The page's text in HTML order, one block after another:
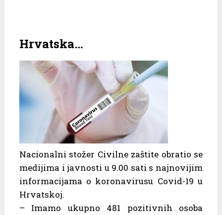
Hrvatska…
Nacionalni stožer Civilne zaštite obratio se
medijima i javnosti u 9.00 sati s najnovijim
informacijama o koronavirusu Covid-19 u
Hrvatskoj.
– Imamo ukupno 481 pozitivnih osoba